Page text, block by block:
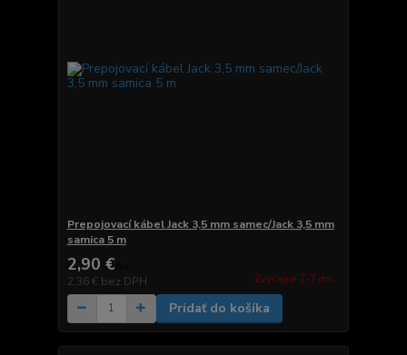
Prepojovací kábel Jack 3,5 mm samec/Jack 3,5 mm
samica 5 m
2,90 €
2,36 € bez DPH Zvyčajne 2-7 dni.
Pridať do košíka